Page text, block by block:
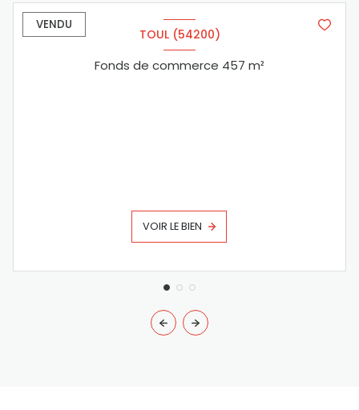
VENDU
TOUL (54200)
Fonds de commerce 457 m²
VOIR LE BIEN